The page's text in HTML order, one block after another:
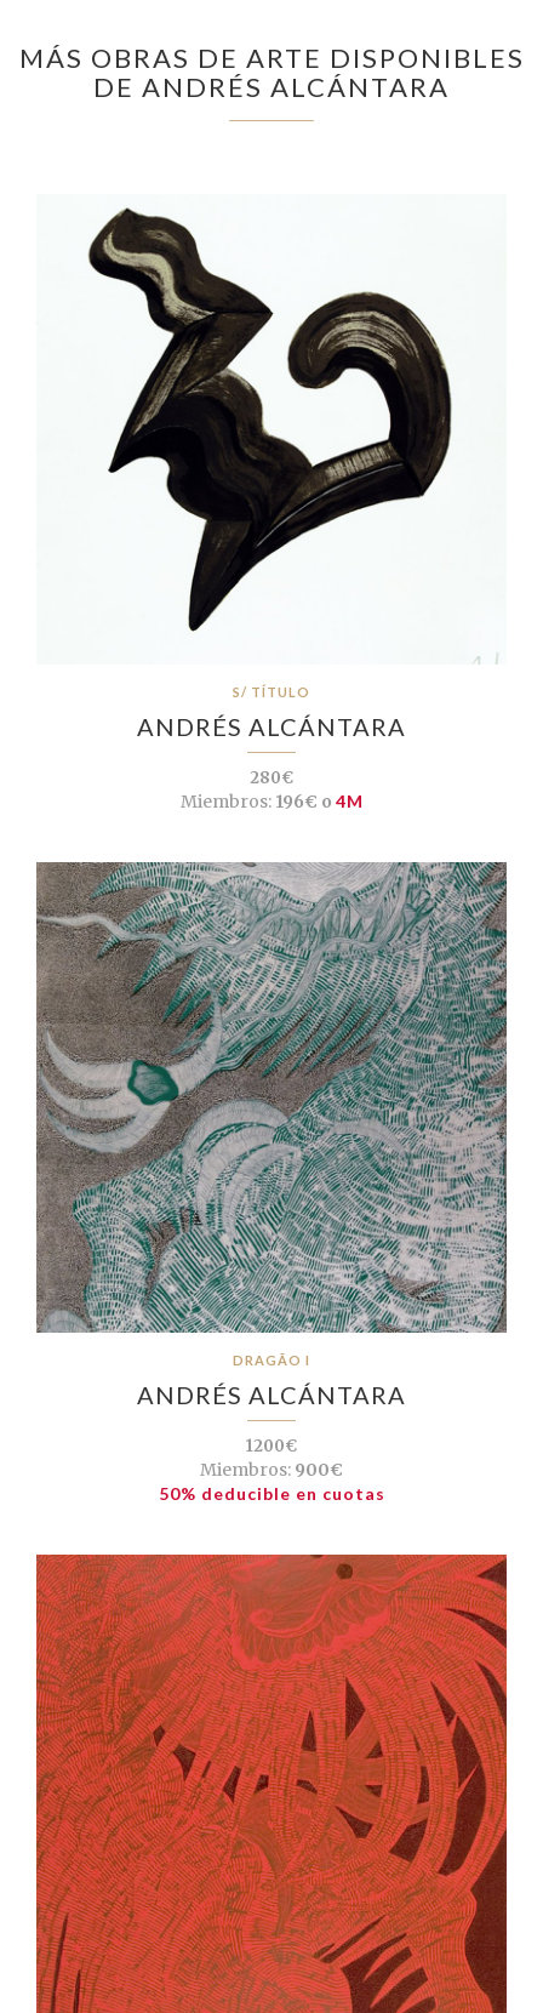
MÁS OBRAS DE ARTE DISPONIBLES
DE ANDRÉS ALCÁNTARA
S/ TÍTULO
ANDRÉS ALCÁNTARA
280€
Miembros:196€ o 4M
DRAGÃO I
ANDRÉS ALCÁNTARA
1200€
Miembros: 900€
50% deducible en cuotas